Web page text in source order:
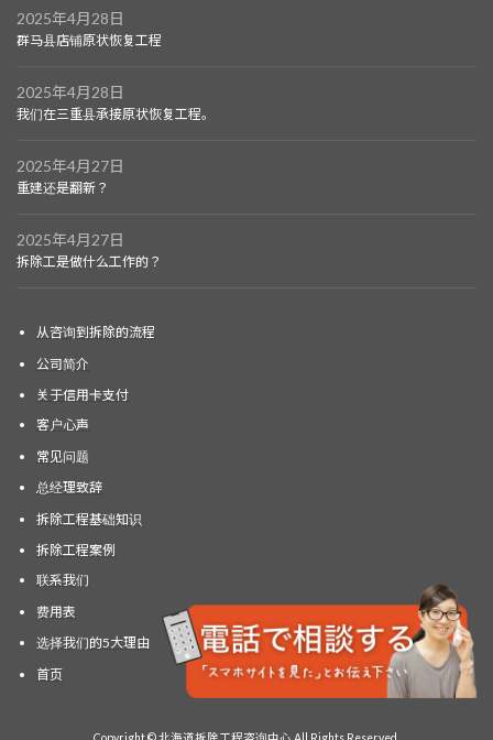
2025年4月28日
群马县店铺原状恢复工程
2025年4月28日
我们在三重县承接原状恢复工程。
2025年4月27日
重建还是翻新？
2025年4月27日
拆除工是做什么工作的？
从咨询到拆除的流程
公司简介
关于信用卡支付
客户心声
常见问题
总经理致辞
拆除工程基础知识
拆除工程案例
联系我们
费用表
选择我们的5大理由
首页